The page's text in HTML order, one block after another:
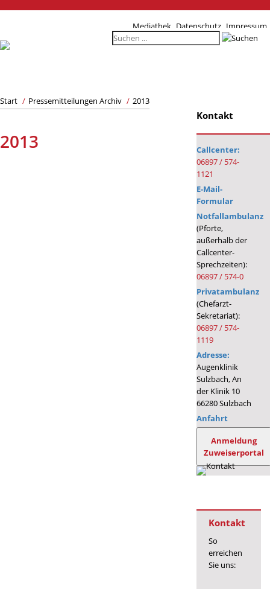
Mediathek Datenschutz Impressum
Start / Pressemitteilungen Archiv / 2013
2013
Kontakt
Callcenter:
06897 / 574-
1121
E-Mail-
Formular
Notfallambulanz
(Pforte,
außerhalb der
Callcenter-
Sprechzeiten):
06897 / 574-0
Privatambulanz
(Chefarzt-
Sekretariat):
06897 / 574-
1119
Adresse:
Augenklinik
Sulzbach, An
der Klinik 10
66280 Sulzbach
Anfahrt
Anmeldung
Zuweiserportal
Kontakt
So
erreichen
Sie uns: